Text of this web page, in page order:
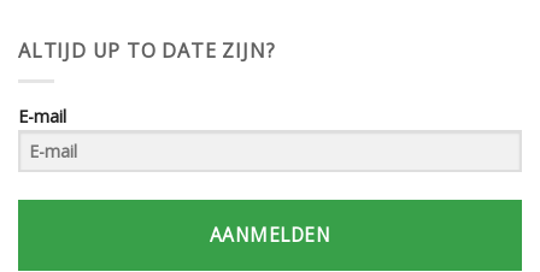
ALTIJD UP TO DATE ZIJN?
E-mail
AANMELDEN